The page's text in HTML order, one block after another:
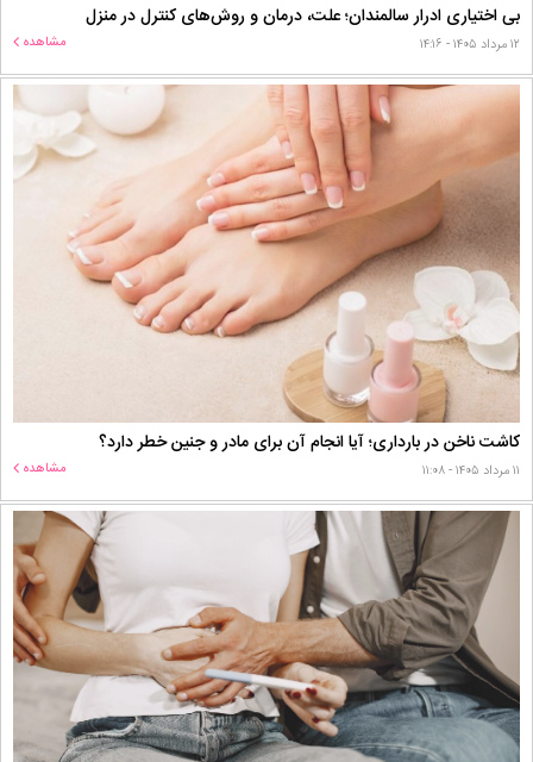
بی اختیاری ادرار سالمندان؛ علت، درمان و روش‌های کنترل در منزل
۱۲ مرداد ۱۴۰۵ - ۱۴:۱۶ مشاهده
کاشت ناخن در بارداری؛ آیا انجام آن برای مادر و جنین خطر دارد؟
۱۱ مرداد ۱۴۰۵ - ۱۱:۰۸ مشاهده